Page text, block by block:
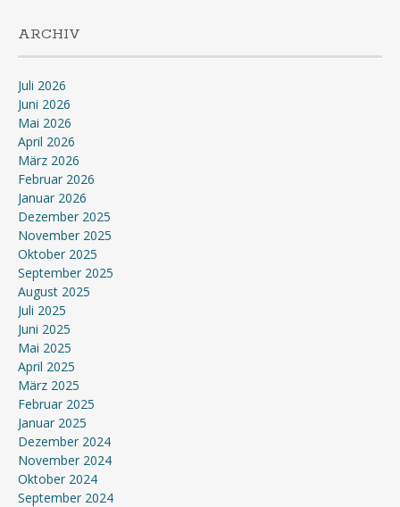
ARCHIV
Juli 2026
Juni 2026
Mai 2026
April 2026
März 2026
Februar 2026
Januar 2026
Dezember 2025
November 2025
Oktober 2025
September 2025
August 2025
Juli 2025
Juni 2025
Mai 2025
April 2025
März 2025
Februar 2025
Januar 2025
Dezember 2024
November 2024
Oktober 2024
September 2024